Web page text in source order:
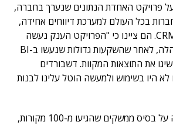
פרויקט האחדת הנתונים שנערך בחברה,
מידע מ-150 חברות בכל העולם למערכת דיווחים אחידה,
שמשלבת BI חכם ו-CRM. הם ציינו כי "הפרויקט הענק נעשה
בעקבות דרישת ההנהלה, לאחר שהשקעות גדולות שנעשו ב-BI
את התוצאות המקוות. דשבורדים
היו בשימוש ולמעשה הוטל עלינו לבנות
איחוד הדו"חות נעשה על בסיס ממשקים שהגיעו מ-100 מקורות,